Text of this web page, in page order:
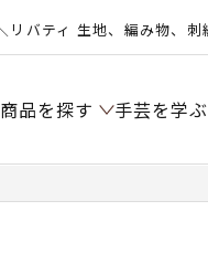
リバティ 生地、編み物、刺
商品を探す 手芸を学ぶ